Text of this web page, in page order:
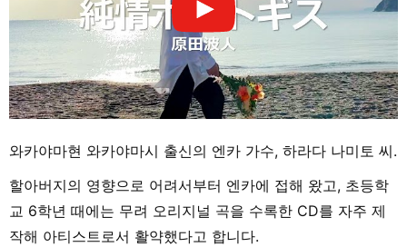
와카야마현 와카야마시 출신의 엔카 가수, 하라다 나미토 씨.
할아버지의 영향으로 어려서부터 엔카에 접해 왔고, 초등학
교 6학년 때에는 무려 오리지널 곡을 수록한 CD를 자주 제
작해 아티스트로서 활약했다고 합니다.